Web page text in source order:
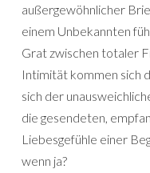
außergewöhnlicher
einem Unbekannten
Grat zwischen totaler
Intimität kommen sich
sich der
die gesendeten,
Liebesgefühle einer
wenn ja?